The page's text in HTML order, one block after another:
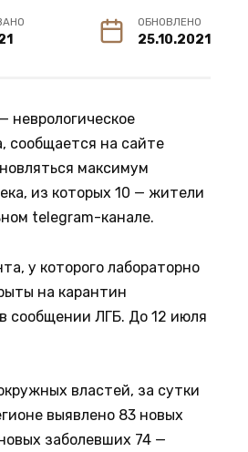
ОБНОВЛЕНО
25.10.2021
неврологическое
сообщается на сайте
максимум
из которых 10 — жители
telegram-канале.
у которого лабораторно
на карантин
сообщении ЛГБ. До 12 июля
властей, за сутки
выявлено 83 новых
заболевших 74 —